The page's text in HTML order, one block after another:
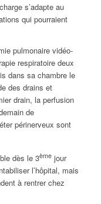
s’adapte au
qui pourraient
pulmonaire vidéo-
respiratoire deux
dans sa chambre le
des drains et
drain, la perfusion
de
périnerveux sont
dès le 3èmejour
l’hôpital, mais
à rentrer chez